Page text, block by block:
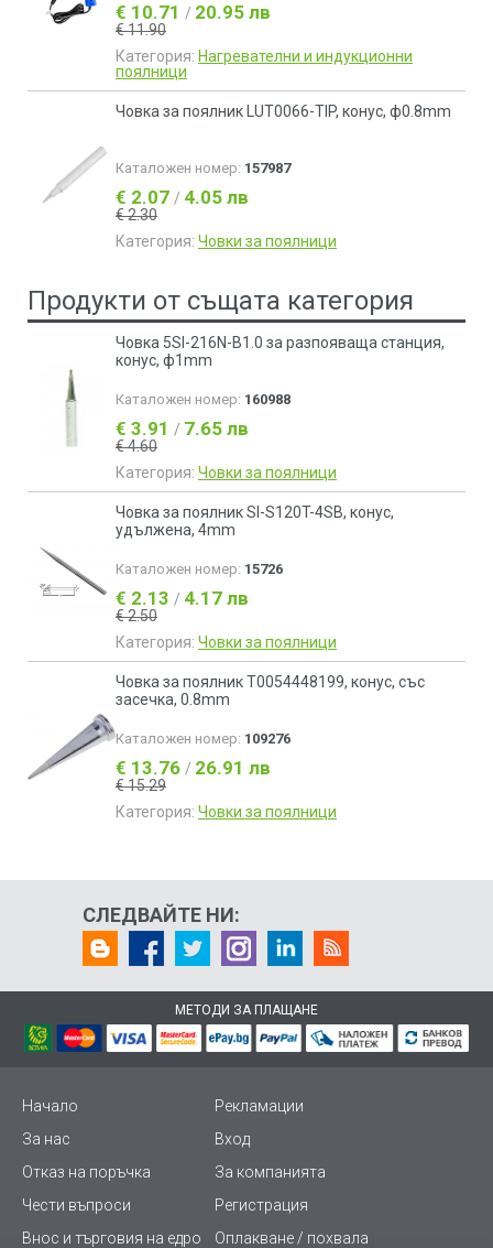
€ 10.71 / 20.95 лв
€ 11.90
Категория: Нагревателни и индукционни
поялници
Човка за поялник LUT0066-TIP, конус, ф0.8mm
Каталожен номер: 157987
€ 2.07 / 4.05 лв
€ 2.30
Категория: Човки за поялници
Продукти от същата категория
Човка 5SI-216N-B1.0 за разпояваща станция,
конус, ф1mm
Каталожен номер: 160988
€ 3.91 / 7.65 лв
€ 4.60
Категория: Човки за поялници
Човка за поялник SI-S120T-4SB, конус,
удължена, 4mm
Каталожен номер: 15726
€ 2.13 / 4.17 лв
€ 2.50
Категория: Човки за поялници
Човка за поялник T0054448199, конус, със
засечка, 0.8mm
Каталожен номер: 109276
€ 13.76 / 26.91 лв
€ 15.29
Категория: Човки за поялници
СЛЕДВАЙТЕ НИ:
МЕТОДИ ЗА ПЛАЩАНЕ
Начало
Рекламации
За нас
Вход
Отказ на поръчка
За компанията
Чести въпроси
Регистрация
Внос и търговия на едро
Оплакване / похвала